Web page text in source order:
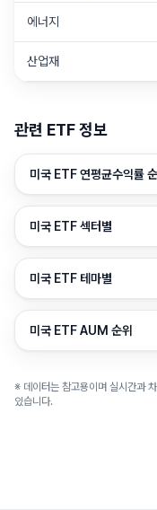
에너지
산업재
관련 ETF 정보
미국 ETF 연평균수익률
미국 ETF 섹터별
미국 ETF 테마별
미국 ETF AUM 순위
※ 데이터는 참고용이며 실시간과
있습니다.